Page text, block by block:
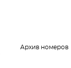
Архив номеров